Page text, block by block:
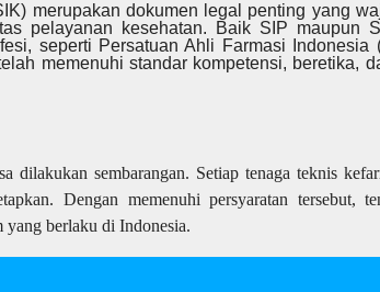
merupakan dokumen legal penting yang
pelayanan kesehatan. Baik SIP maupun
seperti Persatuan Ahli Farmasi
memenuhi standar kompetensi, beretika,
dilakukan sembarangan. Setiap tenaga teknis
Dengan memenuhi persyaratan tersebut,
yang berlaku di Indonesia.